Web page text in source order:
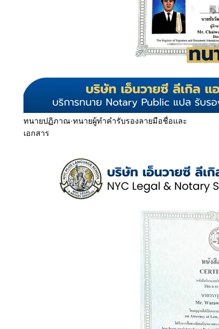
ทนายปฏิภาณ·ทนายผู้ทำคำรับรองลายมือชื่อและ
เอกสาร